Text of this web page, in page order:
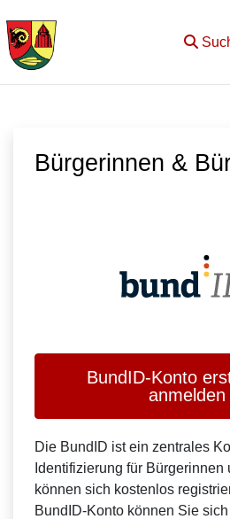
Bürgerinnen &
BundID-Konto
anmelden
Die BundID ist ein zentrales
Identifizierung für Bürgerinnen
können sich kostenlos
BundID-Konto können Sie